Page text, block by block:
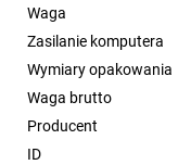
Waga
Zasilanie komputera
Wymiary opakowania
Waga brutto
Producent
ID